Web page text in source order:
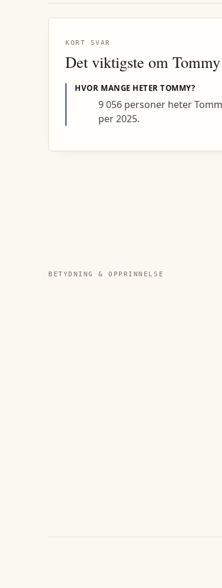
KORT SVAR
Det viktigste om Tommy
HVOR MANGE HETERTOMMY?
9 056 personer heter
per 2025.
BETYDNING & OPPRINNELSE